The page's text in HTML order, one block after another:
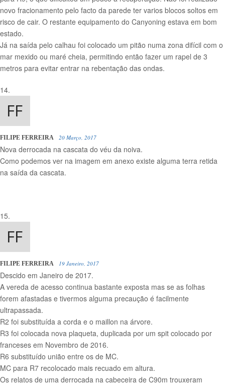
novo fracionamento pelo facto da parede ter varios blocos soltos em
risco de cair. O restante equipamento do Canyoning estava em bom
estado.
Já na saída pelo calhau foi colocado um pitão numa zona difícil com o
mar mexido ou maré cheia, permitindo então fazer um rapel de 3
metros para evitar entrar na rebentação das ondas.
FILIPE FERREIRA 20 Março, 2017
Nova derrocada na cascata do véu da noiva.
Como podemos ver na imagem em anexo existe alguma terra retida
na saída da cascata.
FILIPE FERREIRA 19 Janeiro, 2017
Descido em Janeiro de 2017.
A vereda de acesso continua bastante exposta mas se as folhas
forem afastadas e tivermos alguma precaução é facilmente
ultrapassada.
R2 foi substituída a corda e o maillon na árvore.
R3 foi colocada nova plaqueta, duplicada por um spit colocado por
franceses em Novembro de 2016.
R6 substituído união entre os de MC.
MC para R7 recolocado mais recuado em altura.
Os relatos de uma derrocada na cabeceira de C90m trouxeram